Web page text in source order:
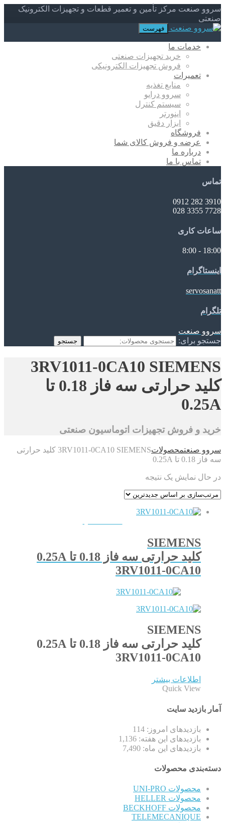
سروو صنعت مرکز تأمین و تعمیر قطعات و تجهیزات الکترونیک
صنعتی
فهرست
خدمات ما
خرید تجهیزات صنعتی
فروش تجهیزات الکترونیکی
تعمیرات
منابع تغذیه
سروو درایو
سیستم کنترل
اینورتر
ابزار دقیق
فروشگاه
عرضه و فروش کالای شما
درباره ما
تماس با ما
تماس
3910 282 0912
7728 3355 028
ساعات کاری
18:00 - 8:00
اینستاگرام
servosanatt
تلگرام
سروو صنعت
جستجو برای:
جستجو
3RV1011-0CA10 SIEMENS
کلید حرارتی سه فاز 0.18 تا
0.25A
خرید و فروش تجهیزات اتوماسیون صنعتی
سروو صنعتمحصولات
3RV1011-0CA10 SIEMENS کلید حرارتی
سه فاز 0.18 تا 0.25A
در حال نمایش یک نتیجه
SIEMENS
کلید حرارتی سه فاز 0.18 تا 0.25A
3RV1011-0CA10
SIEMENS
کلید حرارتی سه فاز 0.18 تا 0.25A
3RV1011-0CA10
اطلاعات بیشتر
Quick View
آمار بازدید سایت
بازدیدهای امروز: 114
بازدیدهای این هفته: 1,136
بازدیدهای این ماه: 7,490
دسته‌بندی محصولات
محصولات UNI-PRO
محصولات HELLER
محصولات BECKHOFF
TELEMECANIQUE